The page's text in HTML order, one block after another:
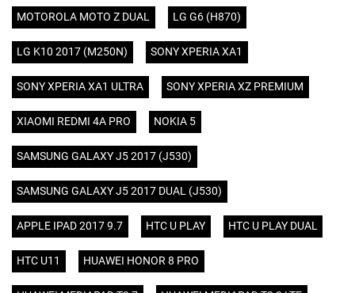
MOTOROLA MOTO Z DUAL LG G6 (H870)
LG K10 2017 (M250N) SONY XPERIA XA1
SONY XPERIA XA1 ULTRA SONY XPERIA XZ PREMIUM
XIAOMI REDMI 4A PRO NOKIA 5
SAMSUNG GALAXY J5 2017 (J530)
SAMSUNG GALAXY J5 2017 DUAL (J530)
APPLE IPAD 2017 9.7 HTC U PLAY HTC U PLAY DUAL
HTC U11 HUAWEI HONOR 8 PRO